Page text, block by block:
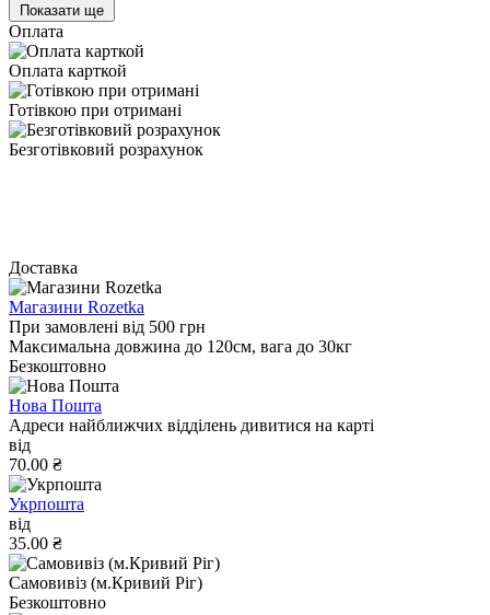
Показати ще
Оплата
Оплата карткой
Готівкою при отримані
Безготівковий розрахунок
Доставка
Магазини Rozetka
При замовлені від 500 грн
Максимальна довжина до 120см, вага до 30кг
Безкоштовно
Нова Пошта
Адреси найближчих відділень дивитися на карті
від
70.00 ₴
Укрпошта
від
35.00 ₴
Самовивіз (м.Кривий Ріг)
Безкоштовно